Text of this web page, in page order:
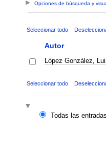
Opciones de búsqueda y
Seleccionar todo
Autor
López González,
Seleccionar todo
Todas las entradas